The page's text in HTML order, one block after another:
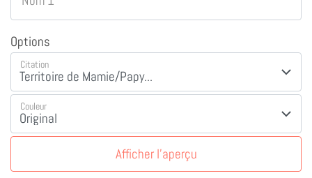
Options
Citation
Couleur
Afficher l'aperçu